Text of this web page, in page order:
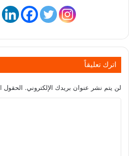
اترك تعليقاً
لن يتم نشر عنوان بريدك الإلكتروني. الحقول